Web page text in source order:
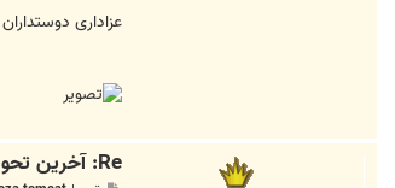
عزاداری
Re: آخرين تحولات سوريه